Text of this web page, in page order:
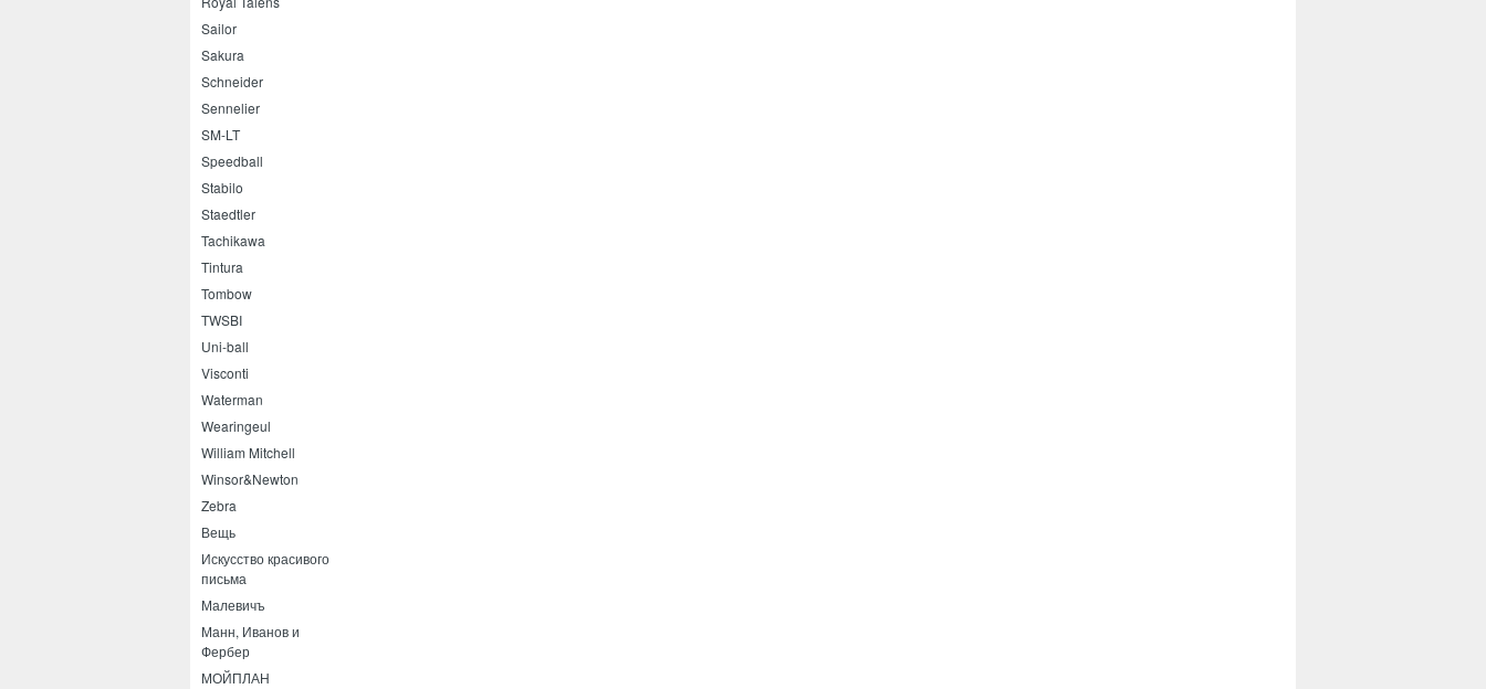
Sailor
Sakura
Schneider
Sennelier
SM-LT
Speedball
Stabilo
Staedtler
Tachikawa
Tintura
Tombow
TWSBI
Uni-ball
Visconti
Waterman
Wearingeul
William Mitchell
Winsor&Newton
Zebra
Вещь
Искусство красивого
письма
Малевичъ
Манн, Иванов и
Фербер
МОЙПЛАН